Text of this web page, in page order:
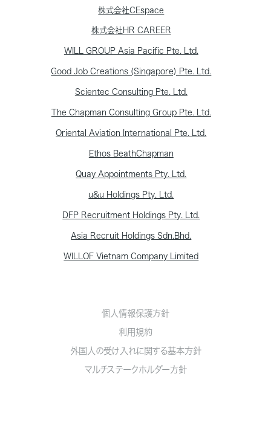
株式会社CEspace
株式会社HR CAREER
WILL GROUP Asia Pacific Pte. Ltd.
Good Job Creations (Singapore) Pte. Ltd.
Scientec Consulting Pte. Ltd.
The Chapman Consulting Group Pte. Ltd.
Oriental Aviation International Pte. Ltd.
Ethos BeathChapman
Quay Appointments Pty. Ltd.
u&u Holdings Pty. Ltd.
DFP Recruitment Holdings Pty. Ltd.
Asia Recruit Holdings Sdn.Bhd.
WILLOF Vietnam Company Limited
個人情報保護方針
利用規約
外国人の受け入れに関する基本方針
マルチステークホルダー方針